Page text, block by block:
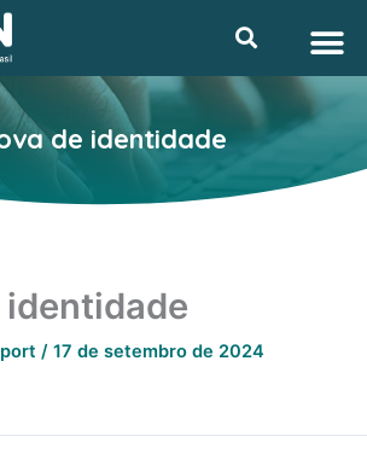
de identidade
identidade
/ 17 de setembro de 2024